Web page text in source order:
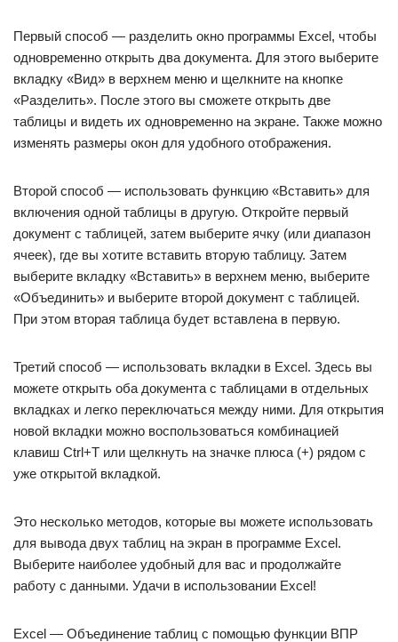
Первый способ — разделить окно программы Excel, чтобы
одновременно открыть два документа. Для этого выберите
вкладку «Вид» в верхнем меню и щелкните на кнопке
«Разделить». После этого вы сможете открыть две
таблицы и видеть их одновременно на экране. Также можно
изменять размеры окон для удобного отображения.
Второй способ — использовать функцию «Вставить» для
включения одной таблицы в другую. Откройте первый
документ с таблицей, затем выберите ячку (или диапазон
ячеек), где вы хотите вставить вторую таблицу. Затем
выберите вкладку «Вставить» в верхнем меню, выберите
«Объединить» и выберите второй документ с таблицей.
При этом вторая таблица будет вставлена в первую.
Третий способ — использовать вкладки в Excel. Здесь вы
можете открыть оба документа с таблицами в отдельных
вкладках и легко переключаться между ними. Для открытия
новой вкладки можно воспользоваться комбинацией
клавиш Ctrl+T или щелкнуть на значке плюса (+) рядом с
уже открытой вкладкой.
Это несколько методов, которые вы можете использовать
для вывода двух таблиц на экран в программе Excel.
Выберите наиболее удобный для вас и продолжайте
работу с данными. Удачи в использовании Excel!
Excel — Объединение таблиц с помощью функции ВПР